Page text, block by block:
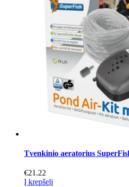
Tvenkinio aeratorius
€21.22
Į krepšelį